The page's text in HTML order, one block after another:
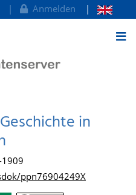
Anmelden
in
ppn76904249X